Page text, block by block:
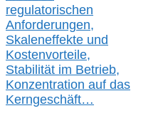
regulatorischen
Anforderungen,
Skaleneffekte und
Kostenvorteile,
Stabilität im Betrieb,
Konzentration auf das
Kerngeschäft…